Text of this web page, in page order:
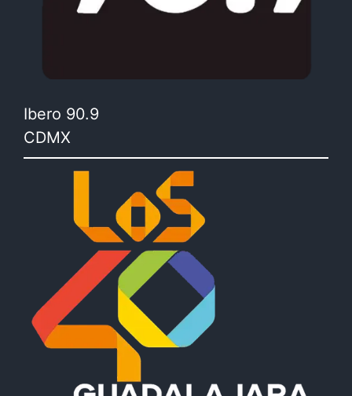
Ibero 90.9
CDMX